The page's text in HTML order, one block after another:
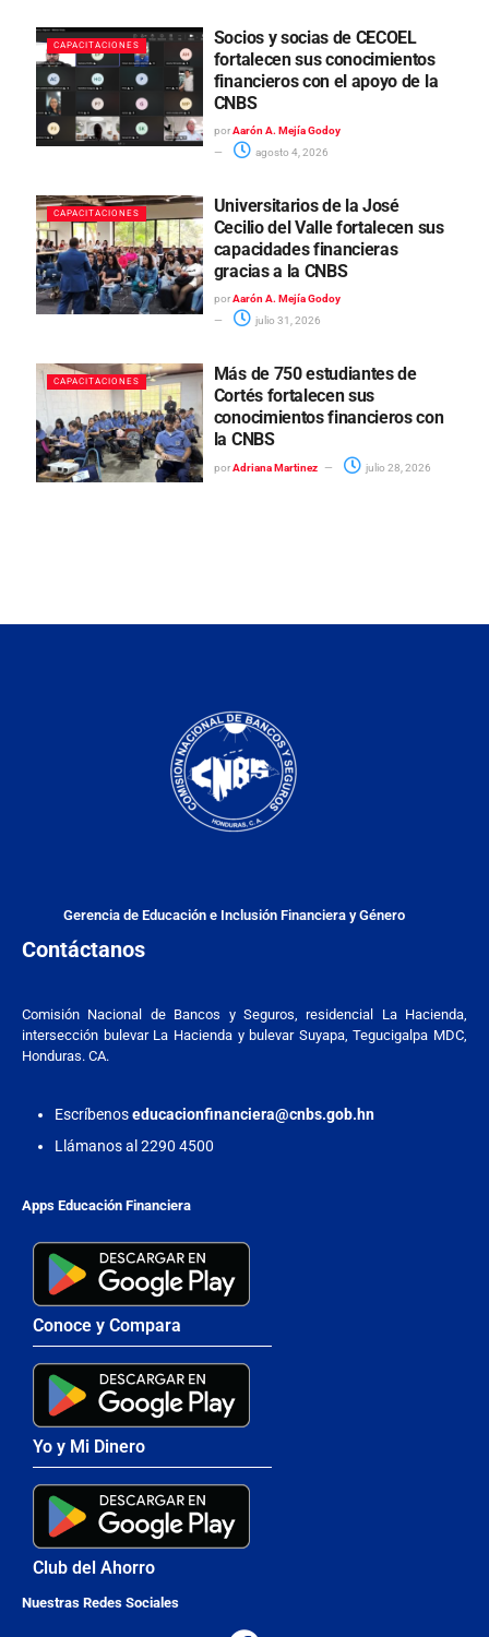
CAPACITACIONES
Socios y socias de CECOEL
fortalecen sus conocimientos
financieros con el apoyo de la
CNBS
por Aarón A. Mejía Godoy
agosto 4, 2026
CAPACITACIONES
Universitarios de la José
Cecilio del Valle fortalecen sus
capacidades financieras
gracias a la CNBS
por Aarón A. Mejía Godoy
julio 31, 2026
CAPACITACIONES
Más de 750 estudiantes de
Cortés fortalecen sus
conocimientos financieros con
la CNBS
por Adriana Martinez julio 28, 2026
Gerencia de Educación e Inclusión Financiera y Género
Contáctanos
Comisión Nacional de Bancos y Seguros, residencial La Hacienda,
intersección bulevar La Hacienda y bulevar Suyapa, Tegucigalpa MDC,
Honduras. CA.
Escríbenoseducacionfinanciera@cnbs.gob.hn
Llámanos al 2290 4500
Apps Educación Financiera
Conoce y Compara
Yo y Mi Dinero
Club del Ahorro
Nuestras Redes Sociales